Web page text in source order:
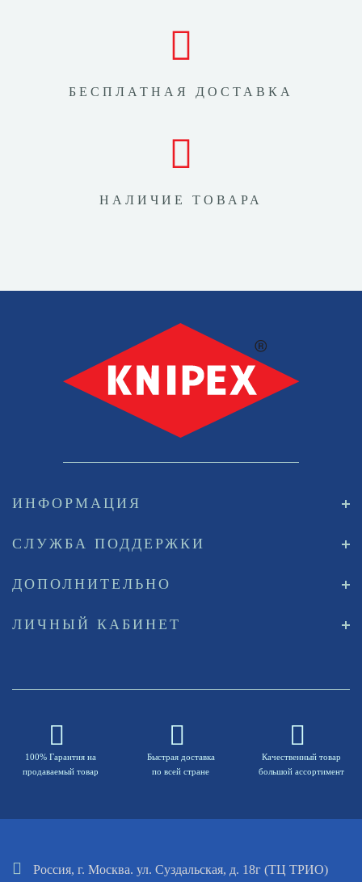
БЕСПЛАТНАЯ ДОСТАВКА
НАЛИЧИЕ ТОВАРА
ИНФОРМАЦИЯ
СЛУЖБА ПОДДЕРЖКИ
ДОПОЛНИТЕЛЬНО
ЛИЧНЫЙ КАБИНЕТ
100% Гарантия на
продаваемый товар
Быстрая доставка
по всей стране
Качественный товар
большой ассортимент
Россия, г. Москва. ул. Суздальская, д. 18г (ТЦ ТРИО)